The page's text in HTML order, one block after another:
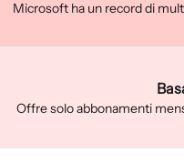
Microsoft ha un record di
Offre solo abbonamenti